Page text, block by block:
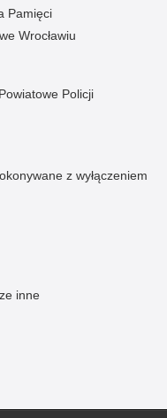
Pamięci
Wrocławiu
Policji
z wyłączeniem
inne